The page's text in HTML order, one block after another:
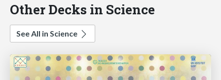
Other Decks in Science
See All in Science